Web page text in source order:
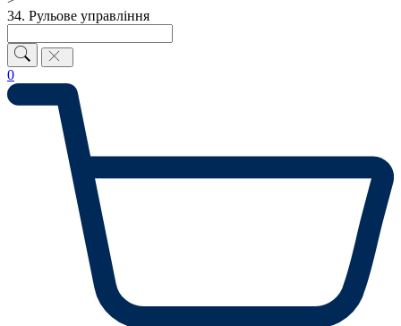
34. Рульове управління
0